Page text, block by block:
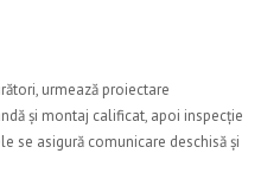
urmează proiectare
și montaj calificat, apoi inspecție
se asigură comunicare deschisă și